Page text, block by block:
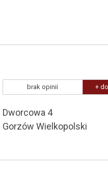
brak opinii +
Dworcowa 4
Gorzów Wielkopolski